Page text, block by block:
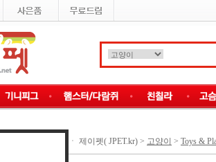
ㆍ 제이펫( JPET.kr) > 고양이 > Toys &